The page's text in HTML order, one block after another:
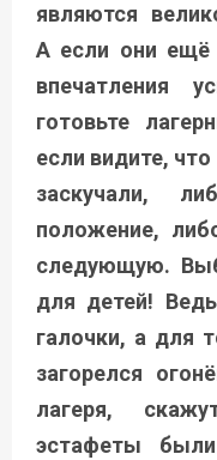
являются
А если они ещё
впечатления
готовьте
если видите,
заскучали,
положение,
следующую.
для детей!
галочки, а для
загорелся
лагеря,
эстафеты